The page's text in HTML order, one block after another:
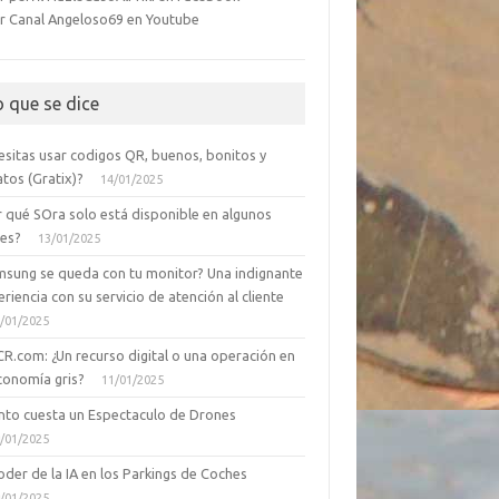
Canal Angeloso69 en Youtube
que se dice
usar codigos QR, buenos, bonitos y
(Gratix)?
14/01/2025
qué SOra solo está disponible en algunos
13/01/2025
se queda con tu monitor? Una indignante
con su servicio de atención al cliente
01/2025
¿Un recurso digital o una operación en
gris?
11/01/2025
cuesta un Espectaculo de Drones
01/2025
de la IA en los Parkings de Coches